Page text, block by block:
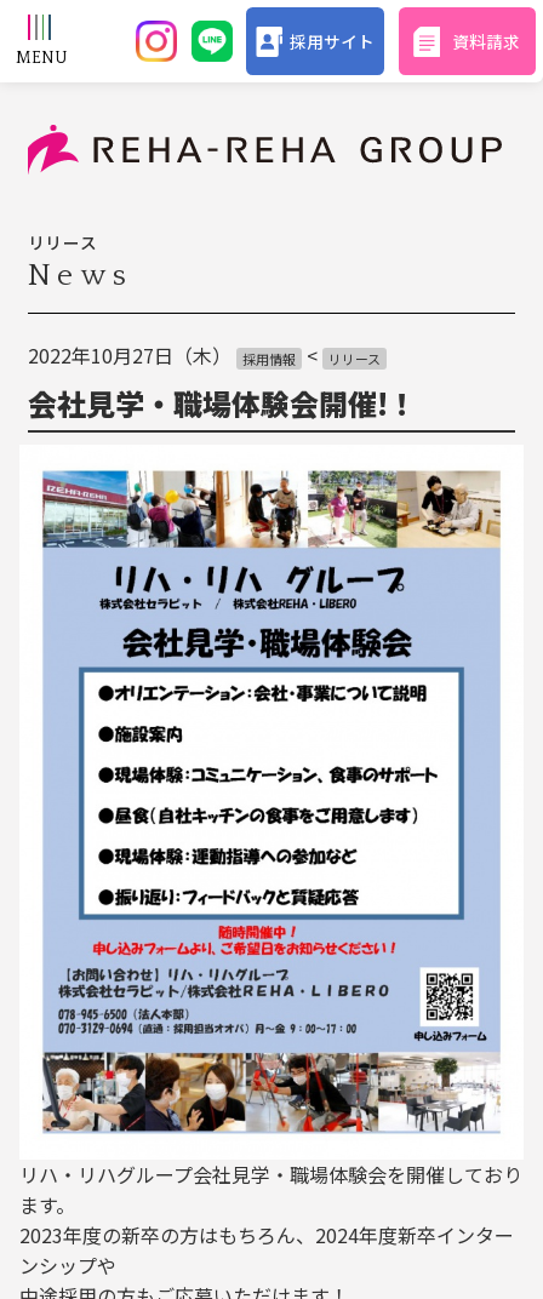
採用サイト 資料請求
リリース
News
2022年10月27日（木） 採用情報 < リリース
会社見学・職場体験会開催!！
リハ・リハグループ会社見学・職場体験会を開催しており
ます。
2023年度の新卒の方はもちろん、2024年度新卒インター
ンシップや